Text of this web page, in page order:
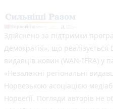
Здійснено за підтримки
Демократія», що реалізується
видавців новин (WAN-IFRA) у
«Незалежні регіональні
Норвезькою асоціацією
Норвегії. Погляди авторів не